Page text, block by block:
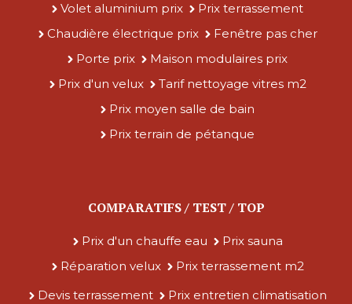
Volet aluminium prix
Prix terrassement
Chaudière électrique prix
Fenêtre pas cher
Porte prix
Maison modulaires prix
Prix d'un velux
Tarif nettoyage vitres m2
Prix moyen salle de bain
Prix terrain de pétanque
COMPARATIFS / TEST / TOP
Prix d'un chauffe eau
Prix sauna
Réparation velux
Prix terrassement m2
Devis terrassement
Prix entretien climatisation